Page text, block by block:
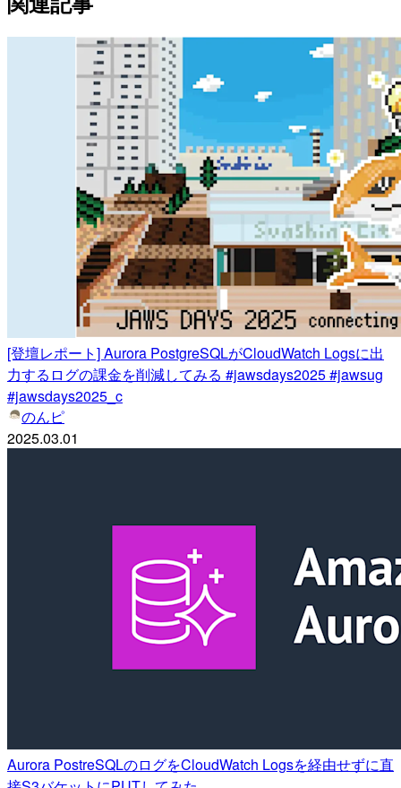
[登壇レポート] Aurora PostgreSQLがCloudWatch Logsに出
力するログの課金を削減してみる #jawsdays2025 #jawsug
#jawsdays2025_c
のんピ
2025.03.01
Aurora PostreSQLのログをCloudWatch Logsを経由せずに直